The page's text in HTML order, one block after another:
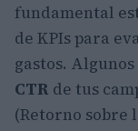
fundamental
de KPIs para
gastos.
CTR de tus
(Retorno